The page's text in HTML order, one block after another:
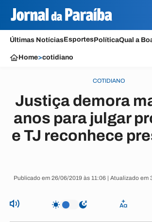
Últimas NotíciasEsportesPolíticaQual a
Home>cotidiano
COTIDIANO
Justiça demora
anos para julgar
e TJ reconhece
Publicado em 26/06/2019 às 11:06 | Atualizado em